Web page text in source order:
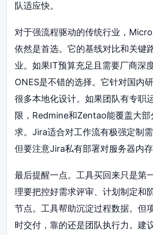
队适应快。
对于强流程驱动的传统行业，
依然是首选。它的基线对比和关键
业。如果IT预算充足且需要厂商深
ONES是不错的选择。它针对国内
很多本地化设计。如果团队有专职
限，Redmine和Zentao能覆盖大部
求。Jira适合对工作流有极强定制需
但要注意Jira私有部署对服务器内存
最后提醒一点。工具买回来只是第
理要把控好需求评审、计划制定和
节点。工具帮助沉淀过程数据。但
时交付，靠的还是团队执行力。建